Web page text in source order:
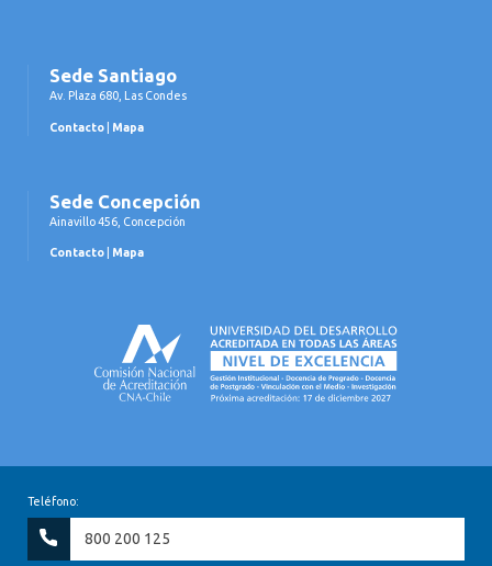
Sede Santiago
Av. Plaza 680, Las Condes
Contacto Mapa
Sede Concepción
Ainavillo 456, Concepción
Contacto Mapa
Teléfono:
800 200 125